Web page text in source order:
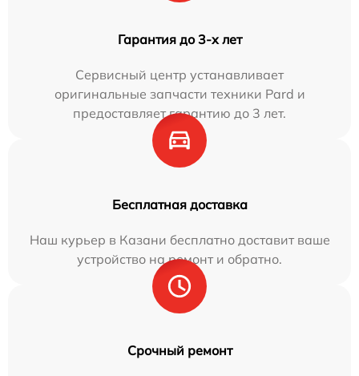
Гарантия до 3-х лет
Сервисный центр устанавливает
оригинальные запчасти техники Pard и
предоставляет гарантию до 3 лет.
Бесплатная доставка
Наш курьер в Казани бесплатно доставит ваше
устройство на ремонт и обратно.
Срочный ремонт